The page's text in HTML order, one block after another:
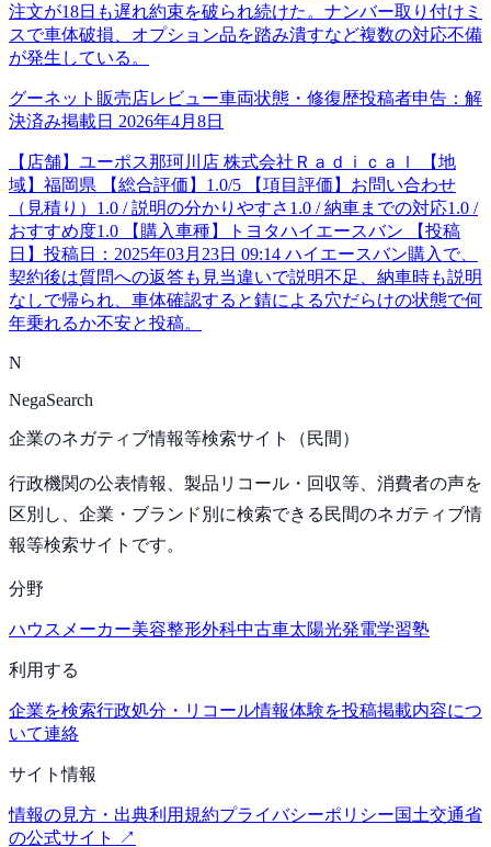
注文が18日も遅れ約束を破られ続けた。ナンバー取り付けミ
スで車体破損、オプション品を踏み潰すなど複数の対応不備
が発生している。
グーネット販売店レビュー車両状態・修復歴投稿者申告： 解
決済み掲載日 2026年4月8日
【店舗】ユーポス那珂川店 株式会社Ｒａｄｉｃａｌ 【地
域】福岡県 【総合評価】1.0/5 【項目評価】お問い合わせ
（見積り）1.0 / 説明の分かりやすさ1.0 / 納車までの対応1.0 /
おすすめ度1.0 【購入車種】トヨタハイエースバン 【投稿
日】投稿日：2025年03月23日 09:14 ハイエースバン購入で、
契約後は質問への返答も見当違いで説明不足、納車時も説明
なしで帰られ、車体確認すると錆による穴だらけの状態で何
年乗れるか不安と投稿。
N
NegaSearch
企業のネガティブ情報等検索サイト（民間）
行政機関の公表情報、製品リコール・回収等、消費者の声を
区別し、企業・ブランド別に検索できる民間のネガティブ情
報等検索サイトです。
分野
ハウスメーカー美容整形外科中古車太陽光発電学習塾
利用する
企業を検索行政処分・リコール情報体験を投稿掲載内容につ
いて連絡
サイト情報
情報の見方・出典利用規約プライバシーポリシー国土交通省
の公式サイト ↗